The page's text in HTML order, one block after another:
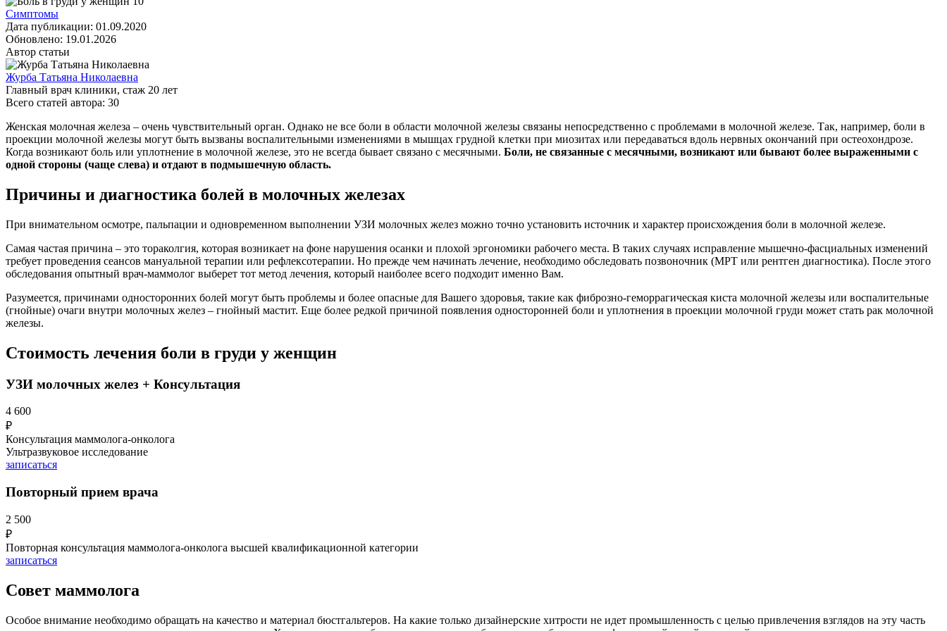
Симптомы
Дата публикации: 01.09.2020
Обновлено: 19.01.2026
Автор статьи
Журба Татьяна Николаевна
Главный врач клиники, стаж 20 лет
Всего статей автора: 30
Женская молочная железа – очень чувствительный орган. Однако не все боли в области молочной железы связаны непосредственно с проблемами в молочной железе. Так, например, боли в
проекции молочной железы могут быть вызваны воспалительными изменениями в мышцах грудной клетки при миозитах или передаваться вдоль нервных окончаний при остеохондрозе.
Когда возникают боль или уплотнение в молочной железе, это не всегда бывает связано с месячными. Боли, не связанные с месячными, возникают или бывают более выраженными с
одной стороны (чаще слева) и отдают в подмышечную область.
Причины и диагностика болей в молочных железах
При внимательном осмотре, пальпации и одновременном выполнении УЗИ молочных желез можно точно установить источник и характер происхождения боли в молочной железе.
Самая частая причина – это тораколгия, которая возникает на фоне нарушения осанки и плохой эргономики рабочего места. В таких случаях исправление мышечно-фасциальных изменений
требует проведения сеансов мануальной терапии или рефлексотерапии. Но прежде чем начинать лечение, необходимо обследовать позвоночник (МРТ или рентген диагностика). После этого
обследования опытный врач-маммолог выберет тот метод лечения, который наиболее всего подходит именно Вам.
Разумеется, причинами односторонних болей могут быть проблемы и более опасные для Вашего здоровья, такие как фиброзно-геморрагическая киста молочной железы или воспалительные
(гнойные) очаги внутри молочных желез – гнойный мастит. Еще более редкой причиной появления односторонней боли и уплотнения в проекции молочной груди может стать рак молочной
железы.
Стоимость лечения боли в груди у женщин
УЗИ молочных желез + Консультация
4 600
₽
Консультация маммолога-онколога
Ультразвуковое исследование
записаться
Повторный прием врача
2 500
₽
Повторная консультация маммолога-онколога высшей квалификационной категории
записаться
Совет маммолога
Особое внимание необходимо обращать на качество и материал бюстгальтеров. На какие только дизайнерские хитрости не идет промышленность с целью привлечения взглядов на эту часть